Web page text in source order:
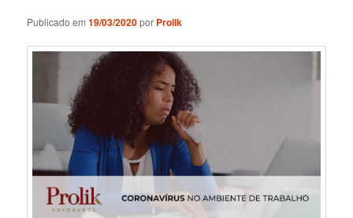
Publicado em19/03/2020por Prolik